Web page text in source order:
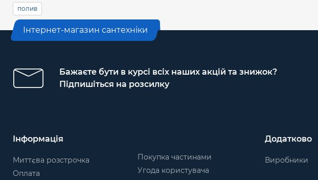
полив
Інтернет-магазин сантехніки
Бажаєте бути в курсі всіх наших акцій та знижок?
Підпишіться на розсилку
Інформація
Миттєва розстрочка
Оплата
Покупка частинами
Угода користувача
Додатково
Виробники